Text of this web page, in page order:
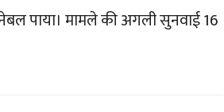
पाया। मामले की अगली सुनवाई 16